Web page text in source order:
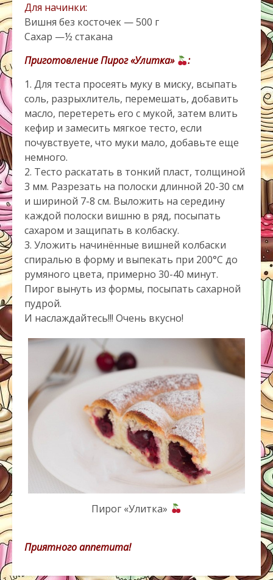
Для начинки:
Вишня без косточек — 500 г
Сахар —½ стакана
Приготовление Пирог «Улитка»
:
1. Для теста просеять муку в миску, всыпать
соль, разрыхлитель, перемешать, добавить
масло, перетереть его с мукой, затем влить
кефир и замесить мягкое тесто, если
почувствуете, что муки мало, добавьте еще
немного.
2. Тесто раскатать в тонкий пласт, толщиной
3 мм. Разрезать на полоски длинной 20-30 см
и шириной 7-8 см. Выложить на середину
каждой полоски вишню в ряд, посыпать
сахаром и защипать в колбаску.
3. Уложить начинённые вишней колбаски
спиралью в форму и выпекать при 200°C до
румяного цвета, примерно 30-40 минут.
Пирог вынуть из формы, посыпать сахарной
пудрой.
И наслаждайтесь!!! Очень вкусно!
Пирог «Улитка»
Приятного аппетита!